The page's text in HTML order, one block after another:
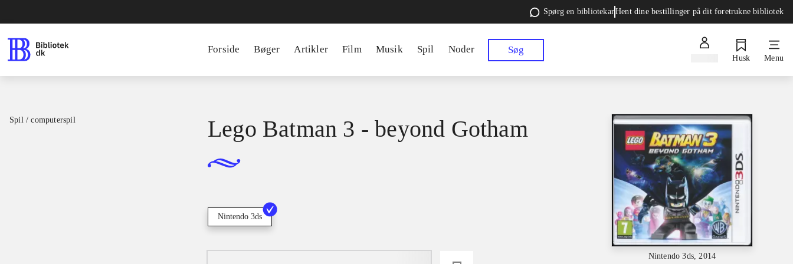
Spørg en bibliotekarHent dine bestillinger på dit foretrukne bibliotek
Forside Bøger Artikler Film Musik Spil Noder Søg
Husk Menu
Spil / computerspil
Nintendo 3ds, 2014
Lego Batman 3 - beyond Gotham
Nintendo 3ds